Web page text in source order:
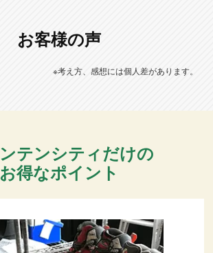
お客様の声
※考え方、感想には個人差があります。
テンシティだけの
お得なポイント